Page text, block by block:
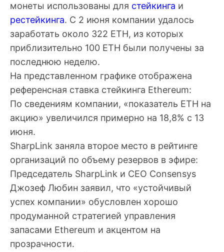
монеты использованы для стейкинга и
рестейкинга. С 2 июня компании удалось
заработать около 322 ETH, из которых
приблизительно 100 ETH были получены за
последнюю неделю.
На представленном графике отображена
референсная ставка стейкинга Ethereum:
По сведениям компании, «показатель ETH на
акцию» увеличился примерно на 18,8% с 13
июня.
SharpLink заняла второе место в рейтинге
организаций по объему резервов в эфире:
Председатель SharpLink и CEO Consensys
Джозеф Любин заявил, что «устойчивый
успех компании» обусловлен хорошо
продуманной стратегией управления
запасами Ethereum и акцентом на
прозрачности.